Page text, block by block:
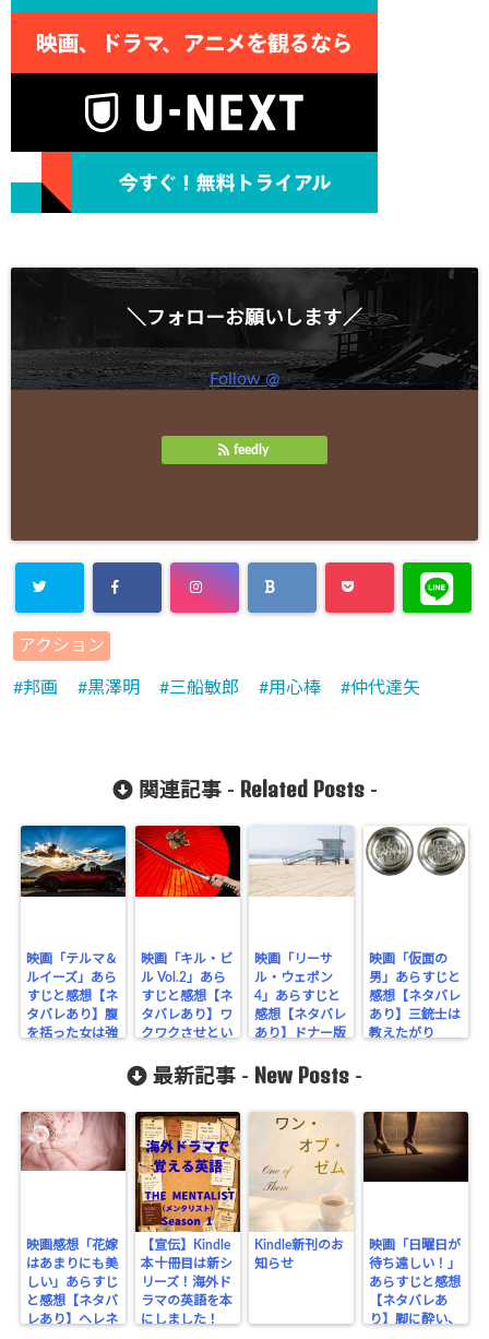
＼フォローお願いします／
Follow @
feedly
Undefined
array key
-
flower.com/
content/plu
gins/sns-
count-
cache.php
アクション
邦画 黒澤明 三船敏郎 用心棒 仲代達矢
関連記事 - Related Posts-
映画「テルマ＆
ルイーズ」あら
すじと感想【ネ
タバレあり】腹
を括った女は強
映画「キル・ビ
ル Vol.2」あら
すじと感想【ネ
タバレあり】ワ
クワクさせとい
映画「リーサ
ル・ウェポン
4」あらすじと
感想【ネタバレ
あり】ドナー版
映画「仮面の
男」あらすじと
感想【ネタバレ
あり】三銃士は
教えたがり
最新記事 - New Posts -
映画感想「花嫁
はあまりにも美
しい」あらすじ
と感想【ネタバ
レあり】ヘレネ
【宣伝】Kindle
本十冊目は新シ
リーズ！海外ド
ラマの英語を本
にしました！
Kindle新刊のお
知らせ
映画「日曜日が
待ち遠しい！」
あらすじと感想
【ネタバレあ
り】脚に酔い、